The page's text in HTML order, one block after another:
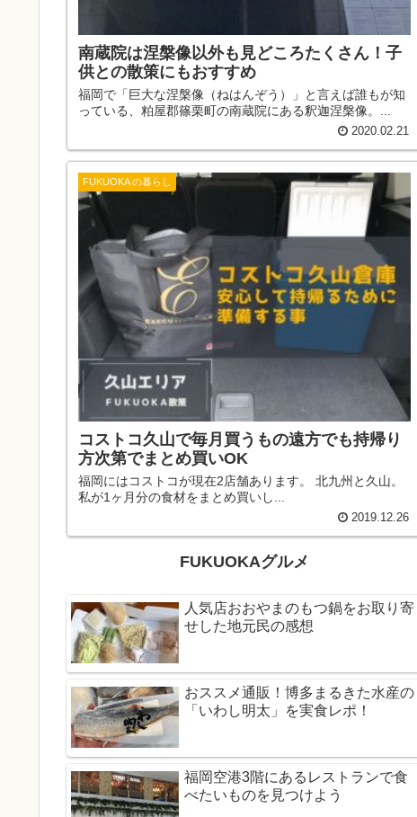
南蔵院は涅槃像以外も見どころたくさん！子
供との散策にもおすすめ
福岡で「巨大な涅槃像（ねはんぞう）」と言えば誰もが知
っている、粕屋郡篠栗町の南蔵院にある釈迦涅槃像。...
2020.02.21
FUKUOKA の暮らし
コストコ久山で毎月買うもの遠方でも持帰り
方次第でまとめ買いOK
福岡にはコストコが現在2店舗あります。 北九州と久山。
私が1ヶ月分の食材をまとめ買いし...
2019.12.26
FUKUOKAグルメ
人気店おおやまのもつ鍋をお取り寄
せした地元民の感想
おススメ通販！博多まるきた水産の
「いわし明太」を実食レポ！
福岡空港3階にあるレストランで食
べたいものを見つけよう